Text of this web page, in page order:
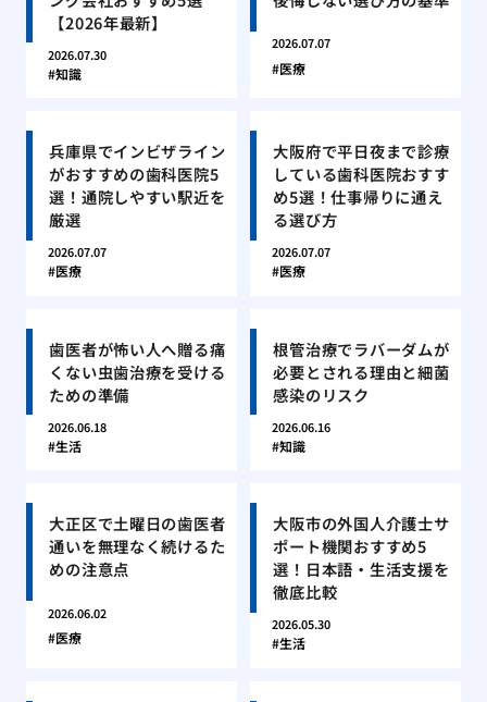
【2026年最新】
2026.07.30
知識
2026.07.07
医療
兵庫県でインビザライン
がおすすめの歯科医院5
選！通院しやすい駅近を
厳選
2026.07.07
医療
大阪府で平日夜まで診療
している歯科医院おすす
め5選！仕事帰りに通え
る選び方
2026.07.07
医療
歯医者が怖い人へ贈る痛
くない虫歯治療を受ける
ための準備
2026.06.18
生活
根管治療でラバーダムが
必要とされる理由と細菌
感染のリスク
2026.06.16
知識
大正区で土曜日の歯医者
通いを無理なく続けるた
めの注意点
2026.06.02
医療
大阪市の外国人介護士サ
ポート機関おすすめ5
選！日本語・生活支援を
徹底比較
2026.05.30
生活